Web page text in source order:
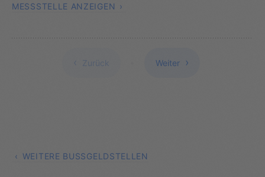
MESSSTELLE ANZEIGEN
Zurück Weiter
WEITERE BUSSGELDSTELLEN